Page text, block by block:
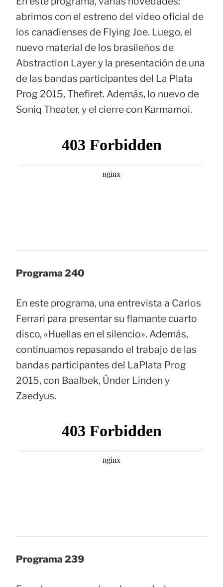
abrimos con el estreno del video oficial de
los canadienses de Flying Joe. Luego, el
nuevo material de los brasileños de
Abstraction Layer y la presentación de una
de las bandas participantes del La Plata
Prog 2015, Thefiret. Además, lo nuevo de
Soniq Theater, y el cierre con Karmamoi.
Programa 240
En este programa, una entrevista a Carlos
Ferrari para presentar su flamante cuarto
disco, «Huellas en el silencio». Además,
continuamos repasando el trabajo de las
bandas participantes del LaPlata Prog
2015, con Baalbek, Ünder Linden y
Zaedyus.
Programa 239